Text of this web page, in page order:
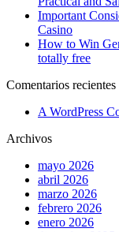
Important
Casino
How to Win
totally free
Comentarios recientes
A WordPress
Archivos
mayo 2026
abril 2026
marzo 2026
febrero 2026
enero 2026